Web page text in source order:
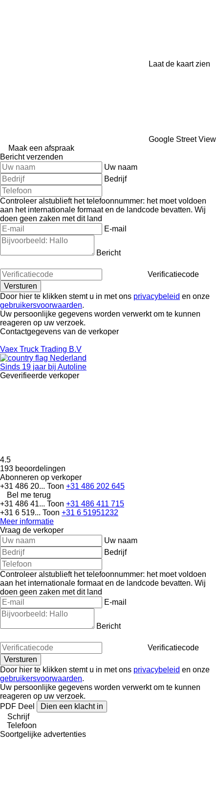
Laat de kaart zien
Google Street View
Maak een afspraak
Bericht verzenden
Uw naam
Bedrijf
Controleer alstublieft het telefoonnummer: het moet voldoen
aan het internationale formaat en de landcode bevatten. Wij
doen geen zaken met dit land
E-mail
Bericht
Verificatiecode
Door hier te klikken stemt u in met ons privacybeleid en onze
gebruikersvoorwaarden.
Uw persoonlijke gegevens worden verwerkt om te kunnen
reageren op uw verzoek.
Contactgegevens van de verkoper
Vaex Truck Trading B.V
Nederland
Sinds 19 jaar bij Autoline
Geverifieerde verkoper
4.5
193 beoordelingen
Abonneren op verkoper
+31 486 20... Toon +31 486 202 645
Bel me terug
+31 486 41... Toon +31 486 411 715
+31 6 519... Toon +31 6 51951232
Meer informatie
Vraag de verkoper
Uw naam
Bedrijf
Controleer alstublieft het telefoonnummer: het moet voldoen
aan het internationale formaat en de landcode bevatten. Wij
doen geen zaken met dit land
E-mail
Bericht
Verificatiecode
Door hier te klikken stemt u in met ons privacybeleid en onze
gebruikersvoorwaarden.
Uw persoonlijke gegevens worden verwerkt om te kunnen
reageren op uw verzoek.
PDF Deel
Dien een klacht in
Schrijf
Telefoon
Soortgelijke advertenties